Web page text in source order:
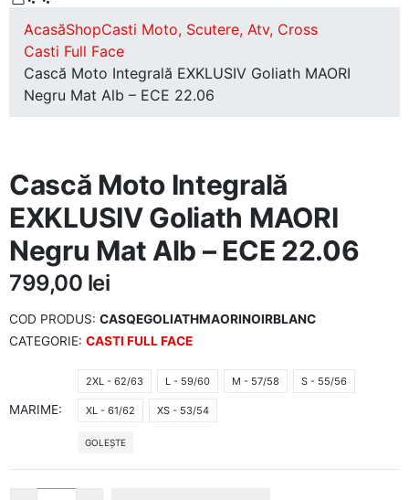
AcasăShopCasti Moto, Scutere, Atv, Cross
Casti Full Face
Cască Moto Integrală EXKLUSIV Goliath MAORI
Negru Mat Alb – ECE 22.06
Cască Moto Integrală
EXKLUSIV Goliath MAORI
Negru Mat Alb – ECE 22.06
799,00 lei
COD PRODUS: CASQEGOLIATHMAORINOIRBLANC
CATEGORIE: CASTI FULL FACE
MARIME
2XL - 62/63 L - 59/60 M - 57/58 S - 55/56
XL - 61/62 XS - 53/54
GOLEȘTE